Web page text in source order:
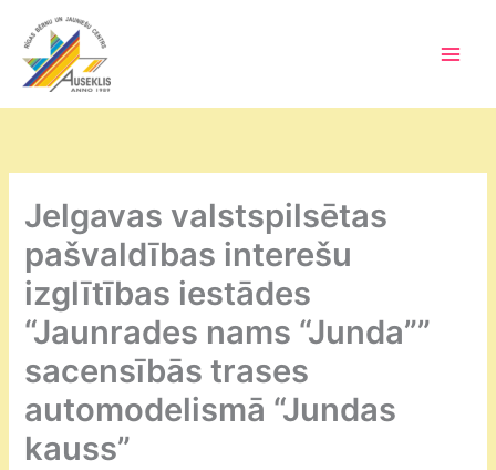
content
Jelgavas valstspilsētas
pašvaldības interešu
izglītības iestādes
“Jaunrades nams “Junda””
sacensībās trases
automodelismā “Jundas
kauss”